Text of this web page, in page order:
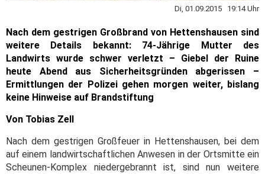
Di, 01.09.2015 19:14 Uhr
Nach dem gestrigen Großbrand von Hettenshausen sind
weitere Details bekannt: 74-Jährige Mutter des
Landwirts wurde schwer verletzt – Giebel der Ruine
heute Abend aus Sicherheitsgründen abgerissen –
Ermittlungen der Polizei gehen morgen weiter, bislang
keine Hinweise auf Brandstiftung
Von Tobias Zell
Nach dem gestrigen Großfeuer in Hettenshausen, bei dem
auf einem landwirtschaftlichen Anwesen in der Ortsmitte ein
Scheunen-Komplex niedergebrannt ist, sind nun weitere